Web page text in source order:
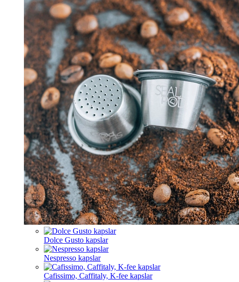
Dolce Gusto kapslar
Nespresso kapslar
Cafissimo, Caffitaly, K-fee kapslar